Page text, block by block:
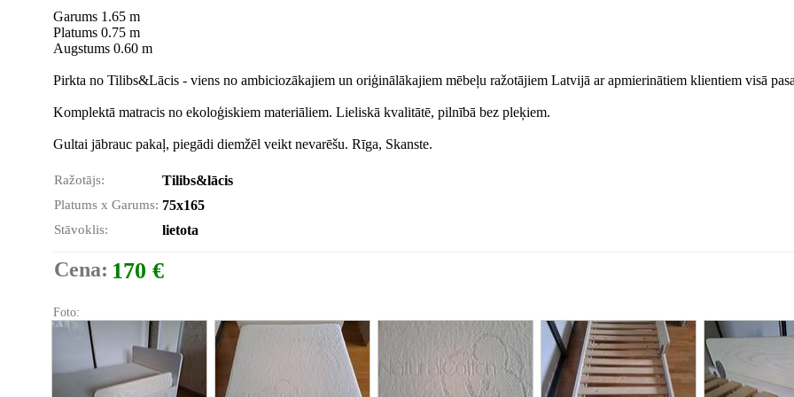
Garums 1.65 m
Platums 0.75 m
Augstums 0.60 m
Pirkta no Tilibs&Lācis - viens no ambiciozākajiem un oriģinālākajiem mēbeļu ražotājiem Latvijā ar apmierinātiem klientiem visā
Komplektā matracis no ekoloģiskiem materiāliem. Lieliskā kvalitātē, pilnībā bez pleķiem.
Gultai jābrauc pakaļ, piegādi diemžēl veikt nevarēšu. Rīga, Skanste.
Ražotājs: Tilibs&lācis
Platums x Garums: 75x165
Stāvoklis: lietota
Cena: 170 €
Foto: